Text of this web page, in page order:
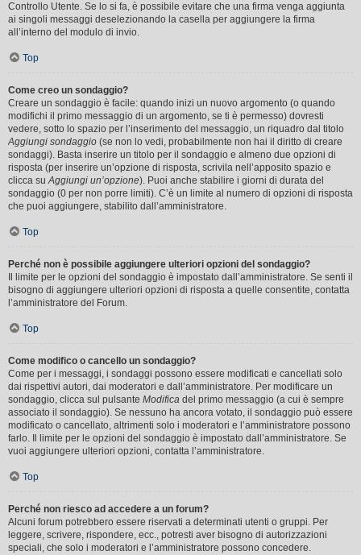
Controllo Utente. Se lo si fa, è possibile evitare che una firma venga aggiunta
ai singoli messaggi deselezionando la casella per aggiungere la firma
all’interno del modulo di invio.
Top
Come creo un sondaggio?
Creare un sondaggio è facile: quando inizi un nuovo argomento (o quando
modifichi il primo messaggio di un argomento, se ti è permesso) dovresti
vedere, sotto lo spazio per l’inserimento del messaggio, un riquadro dal titolo
Aggiungi sondaggio (se non lo vedi, probabilmente non hai il diritto di creare
sondaggi). Basta inserire un titolo per il sondaggio e almeno due opzioni di
risposta (per inserire un’opzione di risposta, scrivila nell’apposito spazio e
clicca suAggiungi un’opzione). Puoi anche stabilire i giorni di durata del
sondaggio (0 per non porre limiti). C’è un limite al numero di opzioni di risposta
che puoi aggiungere, stabilito dall’amministratore.
Top
Perché non è possibile aggiungere ulteriori opzioni del sondaggio?
Il limite per le opzioni del sondaggio è impostato dall’amministratore. Se senti il
bisogno di aggiungere ulteriori opzioni di risposta a quelle consentite, contatta
l’amministratore del Forum.
Top
Come modifico o cancello un sondaggio?
Come per i messaggi, i sondaggi possono essere modificati e cancellati solo
dai rispettivi autori, dai moderatori e dall’amministratore. Per modificare un
sondaggio, clicca sul pulsante Modifica del primo messaggio (a cui è sempre
associato il sondaggio). Se nessuno ha ancora votato, il sondaggio può essere
modificato o cancellato, altrimenti solo i moderatori e l’amministratore possono
farlo. Il limite per le opzioni del sondaggio è impostato dall’amministratore. Se
vuoi aggiungere ulteriori opzioni, contatta l’amministratore.
Top
Perché non riesco ad accedere a un forum?
Alcuni forum potrebbero essere riservati a determinati utenti o gruppi. Per
leggere, scrivere, rispondere, ecc., potresti aver bisogno di autorizzazioni
speciali, che solo i moderatori e l’amministratore possono concedere.